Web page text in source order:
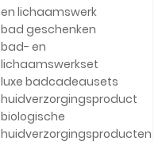
en lichaamswerk
bad geschenken
bad- en
lichaamswerkset
luxe badcadeausets
huidverzorgingsproduct
biologische
huidverzorgingsproducten